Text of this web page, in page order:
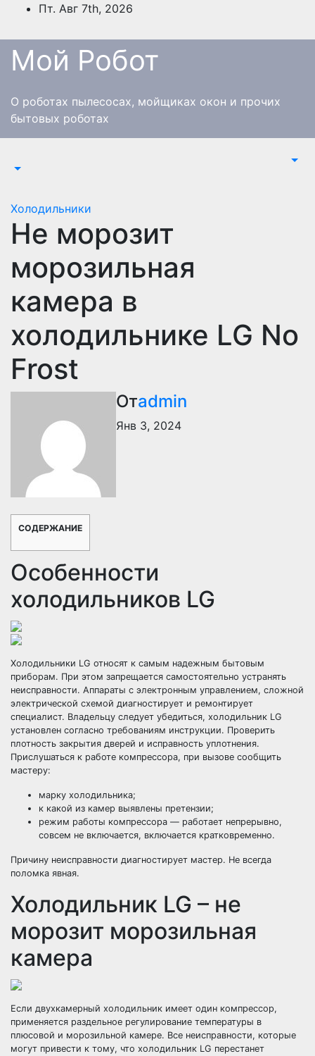
Перейти
содержимому
Пт. Авг 7th, 2026
Мой Робот
О роботах пылесосах, мойщиках окон и прочих
бытовых роботах
Холодильники
Не морозит
морозильная
камера в
холодильнике LG No
Frost
Отadmin
Янв 3, 2024
СОДЕРЖАНИЕ
Особенности
холодильников LG
Холодильники LG относят к самым надежным бытовым
приборам. При этом запрещается самостоятельно устранять
неисправности. Аппараты с электронным управлением, сложной
электрической схемой диагностирует и ремонтирует
специалист. Владельцу следует убедиться, холодильник LG
установлен согласно требованиям инструкции. Проверить
плотность закрытия дверей и исправность уплотнения.
Прислушаться к работе компрессора, при вызове сообщить
мастеру:
марку холодильника;
к какой из камер выявлены претензии;
режим работы компрессора — работает непрерывно,
совсем не включается, включается кратковременно.
Причину неисправности диагностирует мастер. Не всегда
поломка явная.
Холодильник LG – не
морозит морозильная
камера
Если двухкамерный холодильник имеет один компрессор,
применяется раздельное регулирование температуры в
плюсовой и морозильной камере. Все неисправности, которые
могут привести к тому, что холодильник LG перестанет